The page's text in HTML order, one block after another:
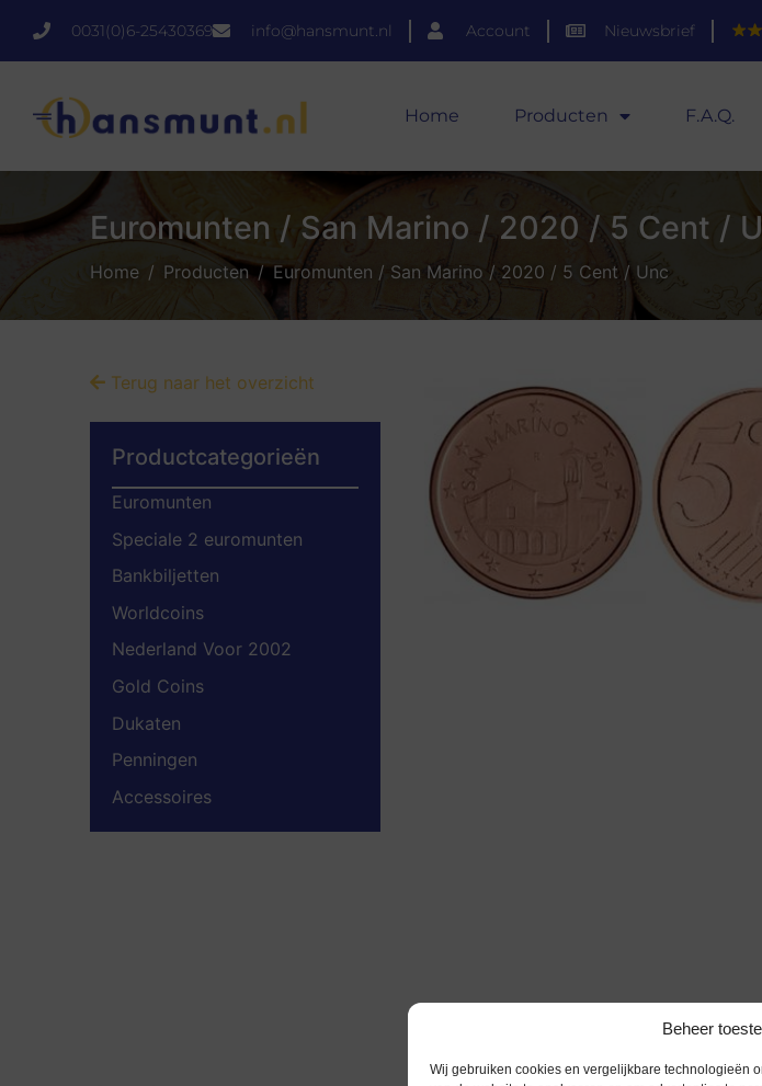
Beheer
Wij gebruiken cookies en vergelijkbare technologieën
0031(0)6-25430369 info@hansmunt.nl Account Nieuwsbrief
Home Producten F.A.Q.
Euromunten / San Marino / 2020 / 5 Cent /
Home Producten Euromunten / San Marino / 2020 / 5 Cent / Unc
Terug naar het overzicht
Productcategorieën
Euromunten
Speciale 2 euromunten
Bankbiljetten
Worldcoins
Nederland Voor 2002
Gold Coins
Dukaten
Penningen
Accessoires